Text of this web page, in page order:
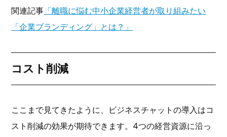
関連記事 「離職に悩む中小企業経営者が取り組みたい
「企業ブランディング」とは？」
コスト削減
ここまで見てきたように、ビジネスチャットの導入はコ
スト削減の効果が期待できます。4つの経営資源に沿っ